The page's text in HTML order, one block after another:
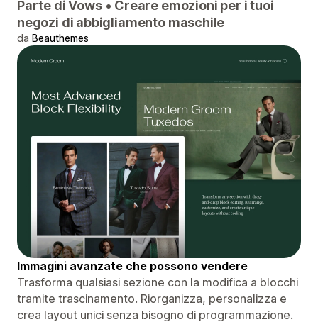
Parte diVows • Creare emozioni per i tuoi
negozi di abbigliamento maschile
da Beauthemes
Immagini avanzate che possono vendere
Trasforma qualsiasi sezione con la modifica a blocchi
tramite trascinamento. Riorganizza, personalizza e
crea layout unici senza bisogno di programmazione.